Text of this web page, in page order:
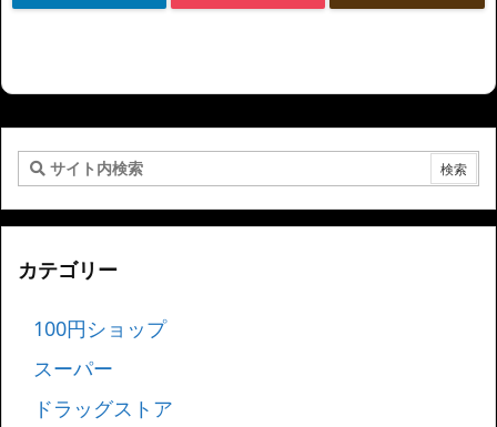
カテゴリー
100円ショップ
スーパー
ドラッグストア